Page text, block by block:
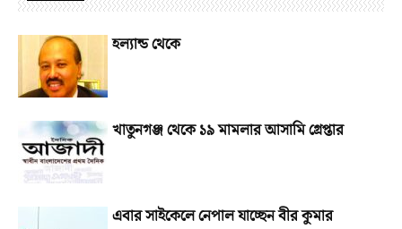
হল্যান্ড থেকে
খাতুনগঞ্জ থেকে ১৯ মামলার আসামি গ্রেপ্তার
এবার সাইকেলে নেপাল যাচ্ছেন বীর কুমার